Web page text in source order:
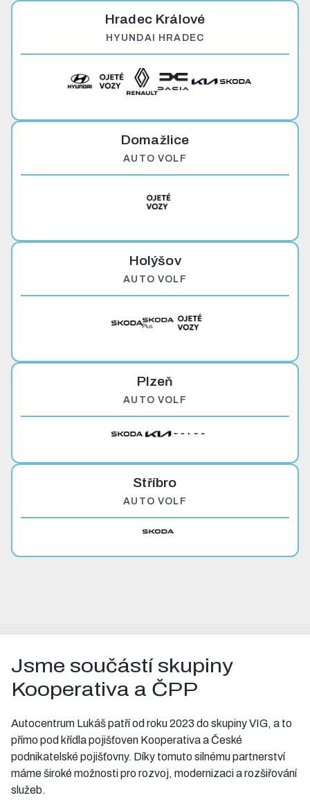
Hradec Králové
HYUNDAI HRADEC
Domažlice
AUTO VOLF
Holýšov
AUTO VOLF
Plzeň
AUTO VOLF
Stříbro
AUTO VOLF
Jsme součástí skupiny
Kooperativa a ČPP
Autocentrum Lukáš patří od roku 2023 do skupiny VIG, a to
přímo pod křídla pojišťoven Kooperativa a České
podnikatelské pojišťovny. Díky tomuto silnému partnerství
máme široké možnosti pro rozvoj, modernizaci a rozšiřování
služeb.